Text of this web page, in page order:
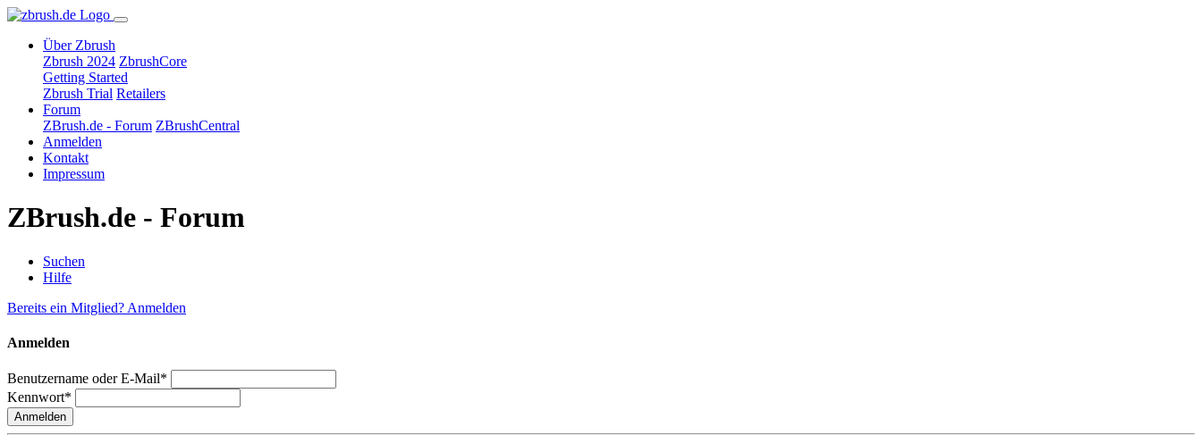
Über Zbrush
Zbrush 2024 ZbrushCore
Getting Started
Zbrush Trial Retailers
Forum
ZBrush.de - Forum ZBrushCentral
Anmelden
Kontakt
Impressum
ZBrush.de - Forum
Suchen
Hilfe
Bereits ein Mitglied? Anmelden
Anmelden
Benutzername oder E-Mail*
Kennwort*
Anmelden